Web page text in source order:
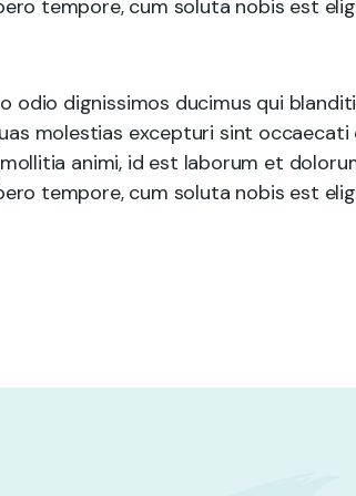
tempore, cum soluta nobis est
odio dignissimos ducimus qui
molestias excepturi sint
animi, id est laborum et
tempore, cum soluta nobis est